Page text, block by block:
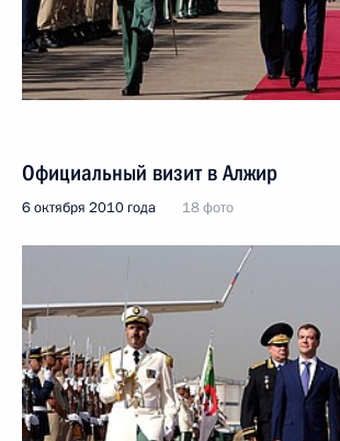
Официальный визит в Алжир
6 октября 2010 года 18 фото